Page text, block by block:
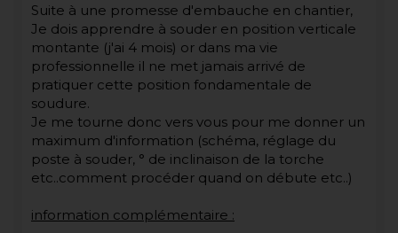
Suite à une promesse d'embauche en chantier,
Je dois apprendre à souder en position verticale
montante (j'ai 4 mois) or dans ma vie
professionnelle il ne met jamais arrivé de
pratiquer cette position fondamentale de
soudure.
Je me tourne donc vers vous pour me donner un
maximum d'information (schéma, réglage du
poste à souder, ° de inclinaison de la torche
etc..comment procéder quand on débute etc..)
information complémentaire :